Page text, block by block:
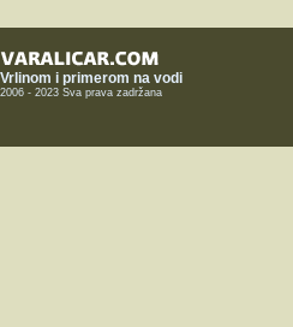
Vrlinom i primerom na vodi
2006 - 2023 Sva prava zadržana